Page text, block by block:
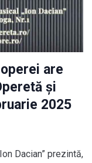
are
și
2025
Dacian” prezintă,